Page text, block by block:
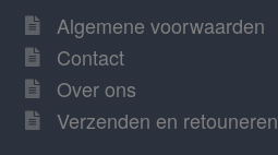
Algemene voorwaarden
Contact
Over ons
Verzenden en retouneren